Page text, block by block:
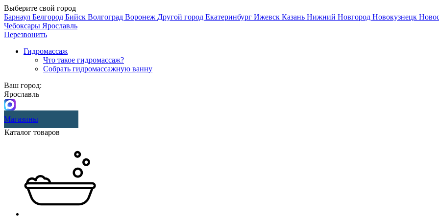
Выберите свой город
Барнаул Белгород Бийск Волгоград Воронеж Другой город Екатеринбург Ижевск Казань Нижний Новгород Новокузнецк
Чебоксары Ярославль
Перезвонить
Гидромассаж
Что такое гидромассаж?
Собрать гидромассажную ванну
Ваш город:
Ярославль
Магазины
Каталог товаров